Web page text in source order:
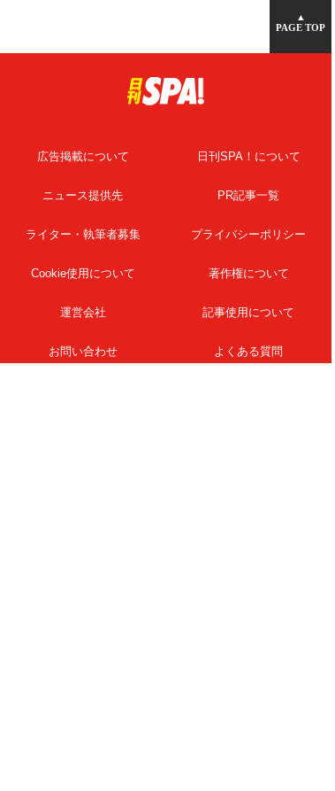
▲
PAGE TOP
広告掲載について 日刊SPA！について
ニュース提供先 PR記事一覧
ライター・執筆者募集 プライバシーポリシー
Cookie使用について 著作権について
運営会社 記事使用について
お問い合わせ よくある質問